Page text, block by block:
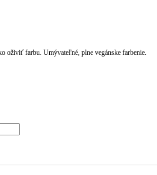
oživiť farbu. Umývateľné, plne vegánske farbenie.